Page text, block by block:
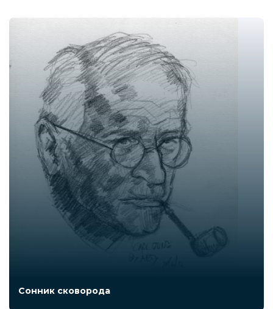
Сонник сковорода